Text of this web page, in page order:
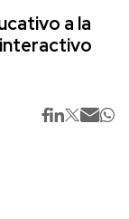
a la
interactivo